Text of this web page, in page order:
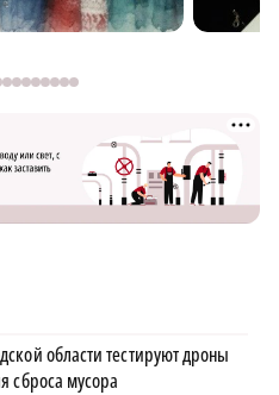
области тестируют дроны
сброса мусора